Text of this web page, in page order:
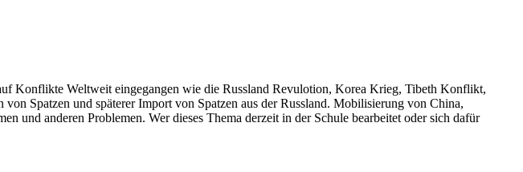
Konflikte Weltweit eingegangen wie die Russland Revulotion, Korea Krieg, Tibeth Konflikt,
Spatzen und späterer Import von Spatzen aus der Russland. Mobilisierung von China,
und anderen Problemen. Wer dieses Thema derzeit in der Schule bearbeitet oder sich dafür